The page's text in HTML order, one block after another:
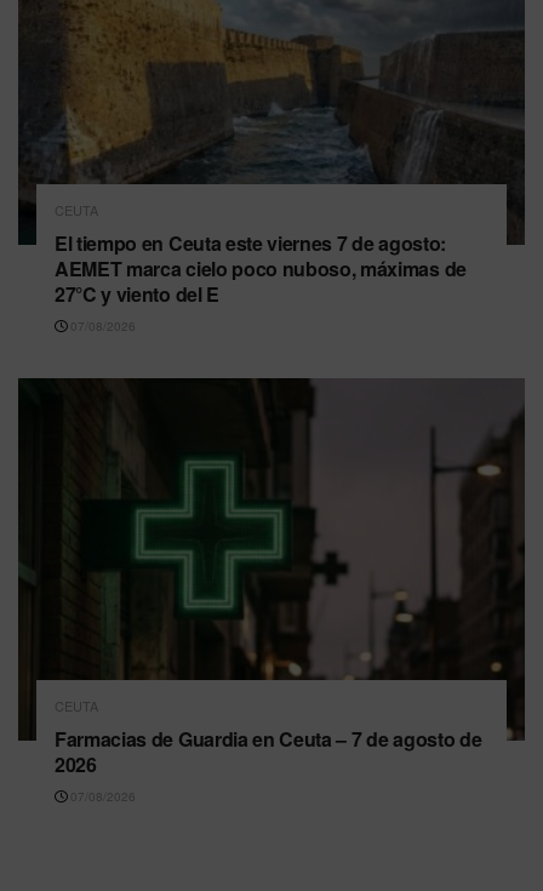
CEUTA
El tiempo en Ceuta este viernes 7 de agosto:
AEMET marca cielo poco nuboso, máximas de
27°C y viento del E
07/08/2026
CEUTA
Farmacias de Guardia en Ceuta – 7 de agosto de
2026
07/08/2026